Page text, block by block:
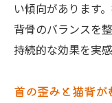
い傾向があります
背骨のバランスを
持続的な効果を実
首の歪みと猫背